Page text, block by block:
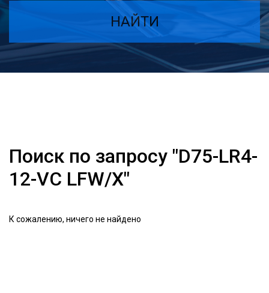
НАЙТИ
Поиск по запросу "D75-LR4-
12-VC LFW/X"
К сожалению, ничего не найдено